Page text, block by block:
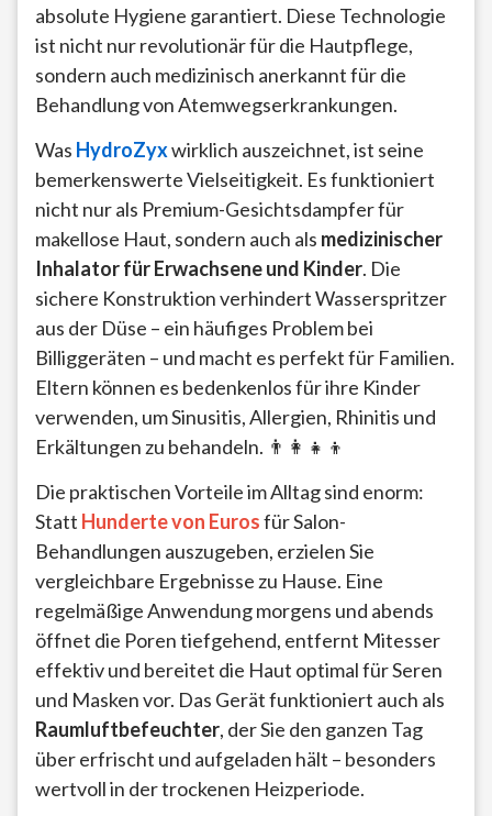
absolute Hygiene garantiert. Diese Technologie
ist nicht nur revolutionär für die Hautpflege,
sondern auch medizinisch anerkannt für die
Behandlung von Atemwegserkrankungen.
Was HydroZyxwirklich auszeichnet, ist seine
bemerkenswerte Vielseitigkeit. Es funktioniert
nicht nur als Premium-Gesichtsdampfer für
makellose Haut, sondern auch als medizinischer
Inhalator für Erwachsene und Kinder. Die
sichere Konstruktion verhindert Wasserspritzer
aus der Düse – ein häufiges Problem bei
Billiggeräten – und macht es perfekt für Familien.
Eltern können es bedenkenlos für ihre Kinder
verwenden, um Sinusitis, Allergien, Rhinitis und
Erkältungen zu behandeln. 👨‍👩‍👧‍👦
Die praktischen Vorteile im Alltag sind enorm:
Statt Hunderte von Eurosfür Salon-
Behandlungen auszugeben, erzielen Sie
vergleichbare Ergebnisse zu Hause. Eine
regelmäßige Anwendung morgens und abends
öffnet die Poren tiefgehend, entfernt Mitesser
effektiv und bereitet die Haut optimal für Seren
und Masken vor. Das Gerät funktioniert auch als
Raumluftbefeuchter, der Sie den ganzen Tag
über erfrischt und aufgeladen hält – besonders
wertvoll in der trockenen Heizperiode.